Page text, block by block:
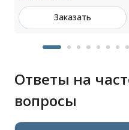
Заказать
Ответы на
вопросы